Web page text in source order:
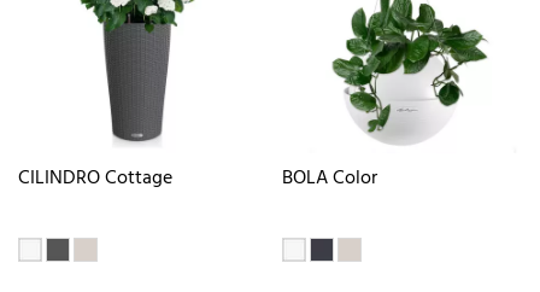
CILINDRO Cottage BOLA Color